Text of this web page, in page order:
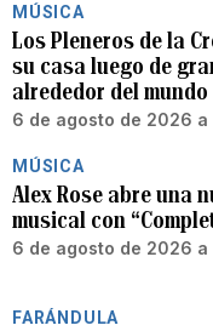
MÚSICA
Los Pleneros de la
su casa luego de
alrededor del mundo
6 de agosto de 2026 a
MÚSICA
Alex Rose abre una
musical con
6 de agosto de 2026 a
FARÁNDULA